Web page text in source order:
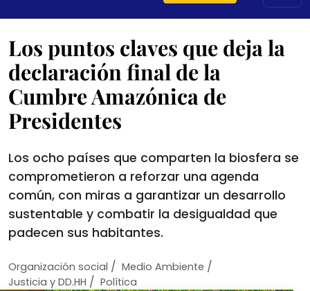
Los puntos claves que deja la
declaración final de la
Cumbre Amazónica de
Presidentes
Los ocho países que comparten la biosfera se
comprometieron a reforzar una agenda
común, con miras a garantizar un desarrollo
sustentable y combatir la desigualdad que
padecen sus habitantes.
Organización social / Medio Ambiente /
Justicia y DD.HH / Política